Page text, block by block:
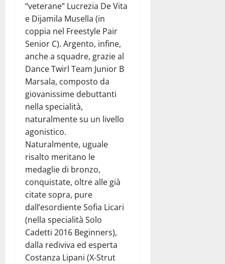
“veterane” Lucrezia De Vita
e Dijamila Musella (in
coppia nel Freestyle Pair
Senior C). Argento, infine,
anche a squadre, grazie al
Dance Twirl Team Junior B
Marsala, composto da
giovanissime debuttanti
nella specialità,
naturalmente su un livello
agonistico.
Naturalmente, uguale
risalto meritano le
medaglie di bronzo,
conquistate, oltre alle già
citate sopra, pure
dall’esordiente Sofia Licari
(nella specialità Solo
Cadetti 2016 Beginners),
dalla rediviva ed esperta
Costanza Lipani (X-Strut